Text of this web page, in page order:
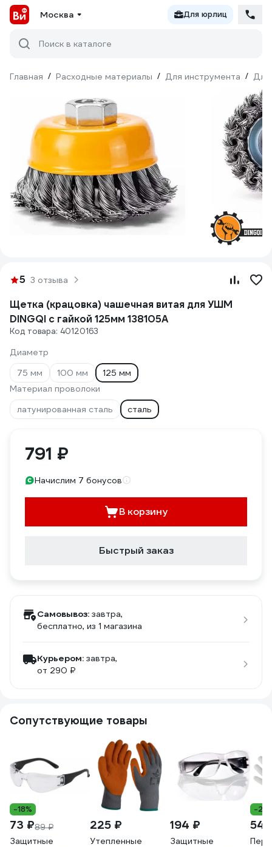
Москва Для юрлиц
Поиск в каталоге
Главная / Расходные материалы / Для инструмента / Для
5 3 отзыва
Щетка (крацовка) чашечная витая для УШМ
DINGQI с гайкой 125мм 138105A
Код товара: 40120163
Диаметр
75 мм
100 мм
125 мм
Материал проволоки
латунированная сталь
сталь
791 ₽
Начислим 7 бонусов
В корзину
Быстрый заказ
Самовывоз: завтра,
бесплатно, из 1 магазина
Курьером: завтра,
от 290 ₽
Сопутствующие товары
-18%
73 ₽89 ₽
Защитные
225 ₽
Утепленные
194 ₽
Защитные
-
54